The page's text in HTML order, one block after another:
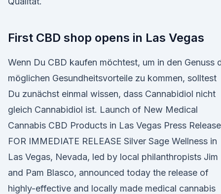
First CBD shop opens in Las Vegas
Wenn Du CBD kaufen möchtest, um in den Genuss
möglichen Gesundheitsvorteile zu kommen, solltest
Du zunächst einmal wissen, dass Cannabidiol nicht
gleich Cannabidiol ist. Launch of New Medical
Cannabis CBD Products in Las Vegas Press
FOR IMMEDIATE RELEASE Silver Sage Wellness in
Las Vegas, Nevada, led by local philanthropists Jim
and Pam Blasco, announced today the release of
highly-effective and locally made medical cannabis